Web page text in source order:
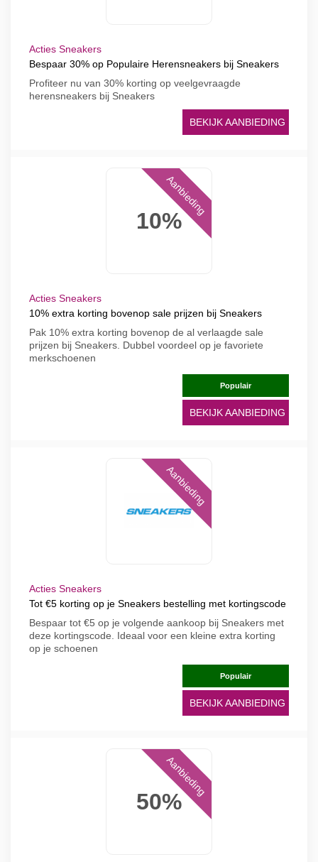
Acties Sneakers
Bespaar 30% op Populaire Herensneakers bij Sneakers
Profiteer nu van 30% korting op veelgevraagde
herensneakers bij Sneakers
BEKIJK AANBIEDING
10%
Aanbieding
Acties Sneakers
10% extra korting bovenop sale prijzen bij Sneakers
Pak 10% extra korting bovenop de al verlaagde sale
prijzen bij Sneakers. Dubbel voordeel op je favoriete
merkschoenen
Populair
BEKIJK AANBIEDING
Aanbieding
Acties Sneakers
Tot €5 korting op je Sneakers bestelling met kortingscode
Bespaar tot €5 op je volgende aankoop bij Sneakers met
deze kortingscode. Ideaal voor een kleine extra korting
op je schoenen
Populair
BEKIJK AANBIEDING
50%
Aanbieding